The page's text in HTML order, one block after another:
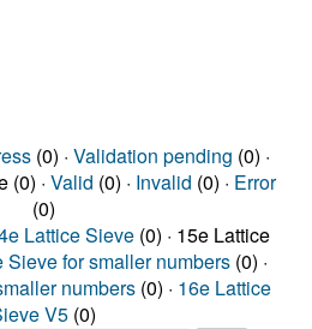
(0) · Validation pending (0) ·
(0) · Valid (0) · Invalid (0) · Error
(0)
Lattice Sieve (0) · 15e Lattice
Sieve for smaller numbers (0) ·
numbers (0) · 16e Lattice
V5 (0)